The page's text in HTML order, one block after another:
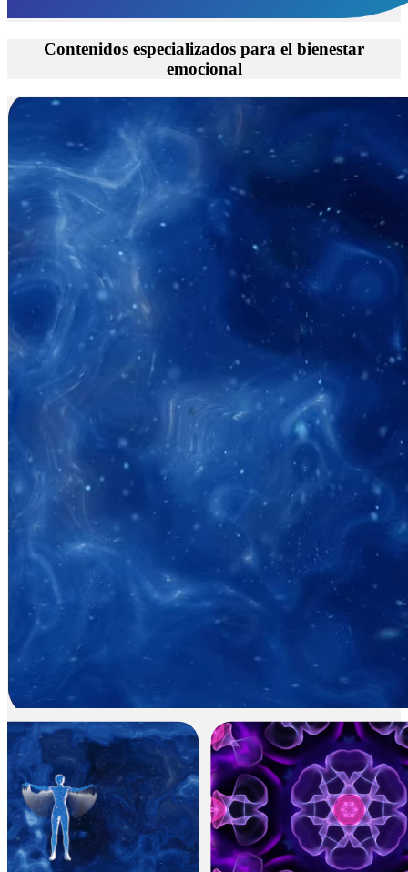
Contenidos especializados para el bienestar
emocional